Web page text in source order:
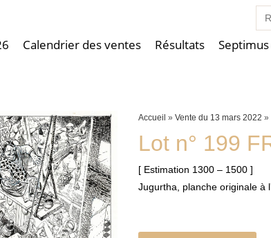
for:
Calendrier des ventes Résultats
Accueil »Vente du 13 mars 2022 »
Lot n° 199
[ Estimation 1300 – 1500 ]
Jugurtha, planche originale à